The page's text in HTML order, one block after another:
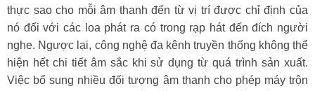
thực sao cho mỗi âm thanh đến từ vị trí được chỉ định của
nó đối với các loa phát ra có trong rạp hát đến đích người
nghe. Ngược lại, công nghệ đa kênh truyền thống không thể
hiện hết chi tiết âm sắc khi sử dụng từ quá trình sản xuất.
Việc bổ sung nhiều đối tượng âm thanh cho phép máy trộn